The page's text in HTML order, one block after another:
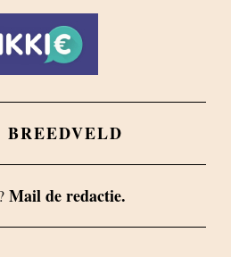
BREEDVELD
Mail de redactie.